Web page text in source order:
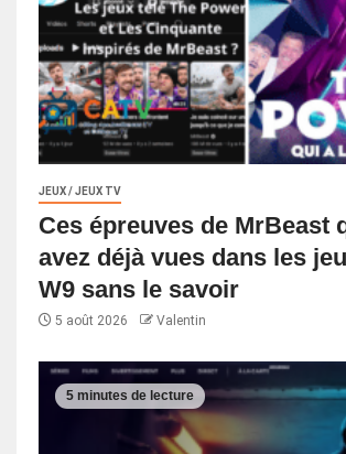
JEUX / JEUX TV
Ces épreuves de MrBeast
avez déjà vues dans les
W9 sans le savoir
5 août 2026 Valentin
5 minutes de lecture